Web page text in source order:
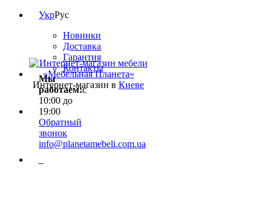
УкрРус
Новинки
Доставка
Гарантия
Контакты
Мы
работаем:с
10:00 до
19:00
Обратный
звонок
info@planetamebeli.com.ua
Интернет-магазин в Киеве